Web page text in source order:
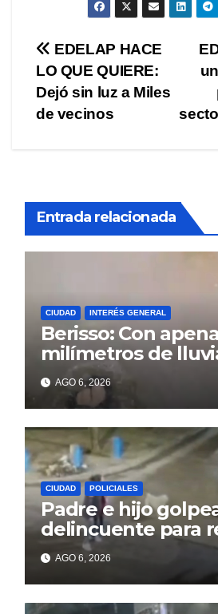
Navegación
de
entradas
EDELAP HACE
LO QUE QUIERE:
Dejó sin luz a Miles
de vecinos
Entrada relacionada
CIUDAD INTERÉS GENERAL
Berisso: Con
milímetros de
sienten los
AGO 6, 2026
CIUDAD POLICIALES
Padre e hijo
delincuente para
un celular robado
AGO 6, 2026